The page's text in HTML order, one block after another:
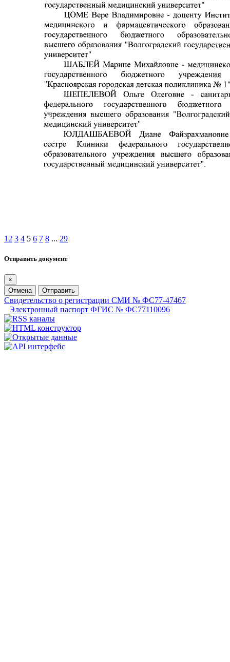
1 2 3 4 5 6 7 8 ... 29
Отправить документ
×
Отмена
Отправить
Свидетельство о регистрации СМИ № ФС77-47467
Электронный паспорт ФГИС № ФС77110096